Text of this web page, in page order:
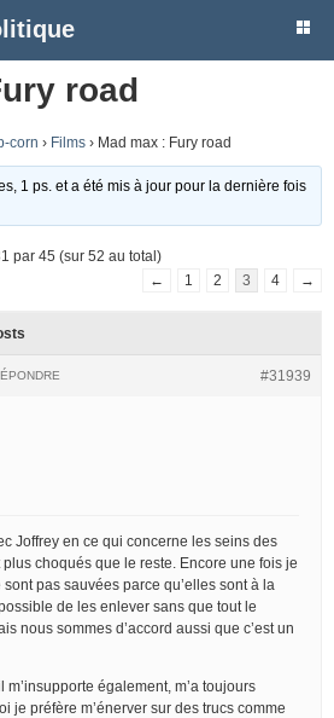
road
corn › Films › Mad max : Fury road
1 ps. et a été mis à jour pour la dernière fois
par 45 (sur 52 au total)
←
1 2 3 4 →
#31939
Joffrey en ce qui concerne les seins des
choqués que le reste. Encore une fois je
pas sauvées parce qu’elles sont à la
de les enlever sans que tout le
nous sommes d’accord aussi que c’est un
également, m’a toujours
je préfère m’énerver sur des trucs comme